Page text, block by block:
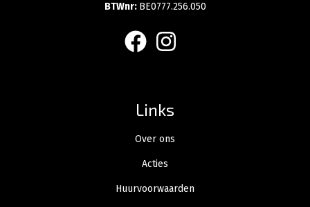
BTWnr: BE0777.256.050
Links
Over ons
Acties
Huurvoorwaarden